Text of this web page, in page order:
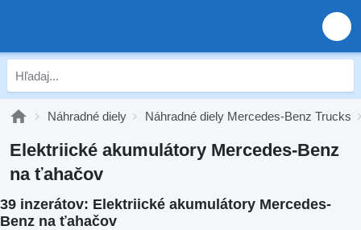
Náhradné diely Náhradné diely Mercedes-Benz Trucks
Elektriické akumulátory Mercedes-Benz
na ťahačov
39 inzerátov: Elektriické akumulátory Mercedes-
Benz na ťahačov